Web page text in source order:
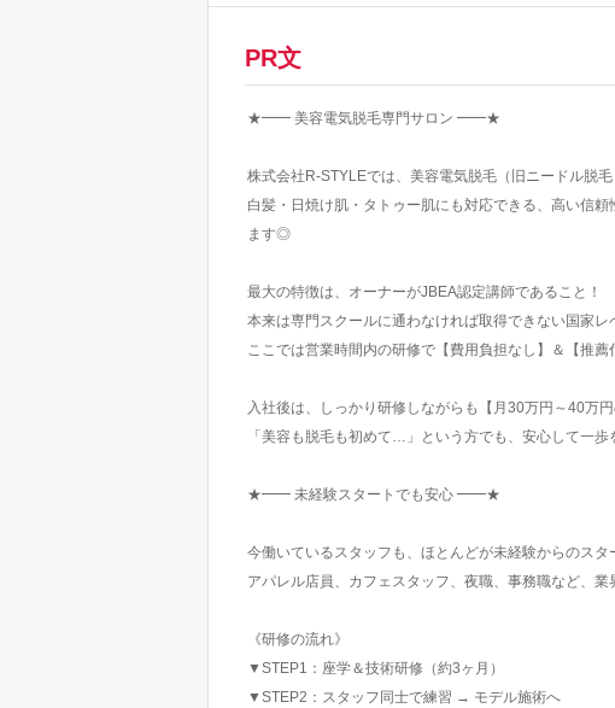
PR文
★━━ 美容電気脱毛専門サロン ━━★
株式会社R-STYLEでは、美容電気脱毛（旧ニードル脱
白髪・日焼け肌・タトゥー肌にも対応できる、高い信
ます◎
最大の特徴は、オーナーがJBEA認定講師であること！
本来は専門スクールに通わなければ取得できない国家レ
ここでは営業時間内の研修で【費用負担なし】＆【推薦
入社後は、しっかり研修しながらも【月30万円～40万円
「美容も脱毛も初めて…」という方でも、安心して一
★━━ 未経験スタートでも安心 ━━★
今働いているスタッフも、ほとんどが未経験からのスタ
アパレル店員、カフェスタッフ、夜職、事務職など、業
《研修の流れ》
▼STEP1：座学＆技術研修（約3ヶ月）
▼STEP2：スタッフ同士で練習 → モデル施術へ